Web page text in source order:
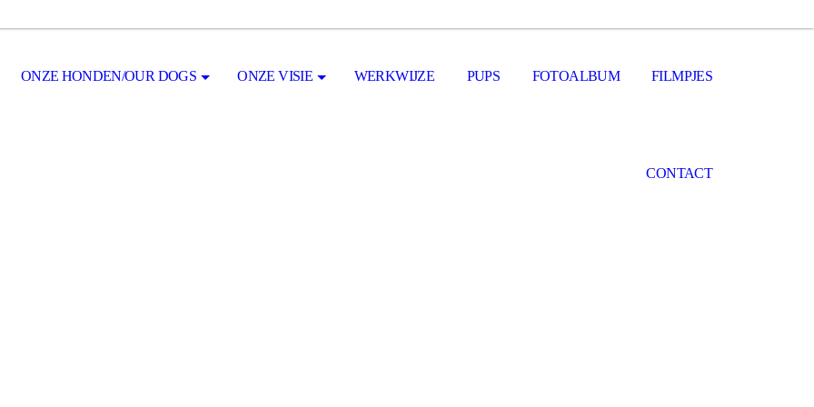
ONZE HONDEN/OUR DOGS ONZE VISIE WERKWIJZE PUPS FOTOALBUM FILMPJES
CONTACT